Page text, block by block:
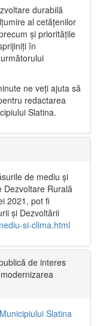
durabilă
al cetățenilor
și prioritățile
în
ne veți ajuta să
redactarea
Slatina.
de mediu și
Dezvoltare Rurală
2021, pot fi
și Dezvoltării
si-clima.html
de interes
Slatina